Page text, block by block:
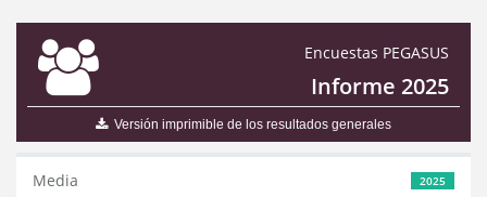
Encuestas PEGASUS
Informe 2025
Versión imprimible de los resultados generales
2025
Media